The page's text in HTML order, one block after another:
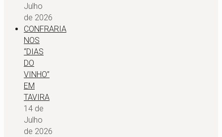
Julho
de 2026
CONFRARIA
NOS
“DIAS
DO
VINHO”
EM
TAVIRA
14 de
Julho
de 2026